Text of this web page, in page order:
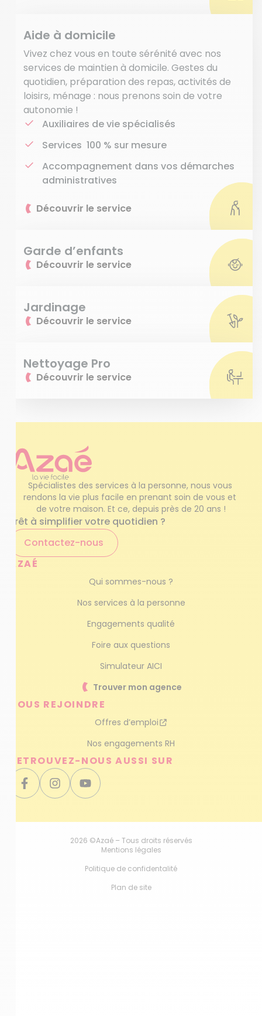
Aide à domicile
Vivez chez vous en toute sérénité avec nos
services de maintien à domicile. Gestes du
quotidien, préparation des repas, activités de
loisirs, ménage : nous prenons soin de votre
autonomie !
Auxiliaires de vie spécialisés
Services 100 % sur mesure
Accompagnement dans vos démarches
administratives
Découvrir le service
Garde d’enfants
Découvrir le service
Jardinage
Découvrir le service
Nettoyage Pro
Découvrir le service
Spécialistes des services à la personne, nous vous
rendons la vie plus facile en prenant soin de vous et
de votre maison. Et ce, depuis près de 20 ans !
Prêt à simplifier votre quotidien ?
Contactez-nous
AZAÉ
Qui sommes-nous ?
Nos services à la personne
Engagements qualité
Foire aux questions
Simulateur AICI
Trouver mon agence
NOUS REJOINDRE
Offres d’emploi
Nos engagements RH
RETROUVEZ-NOUS AUSSI SUR
2026 ©Azaé – Tous droits réservés
Mentions légales
Politique de confidentalité
Plan de site